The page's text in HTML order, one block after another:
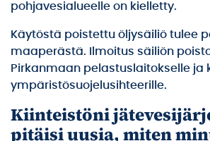
pohjavesialueelle on kielletty.
Käytöstä poistettu öljysäiliö tulee
maaperästä. Ilmoitus säiliön
Pirkanmaan pelastuslaitokselle ja
ympäristösuojelusihteerille.
Kiinteistöni
pitäisi uusia, miten